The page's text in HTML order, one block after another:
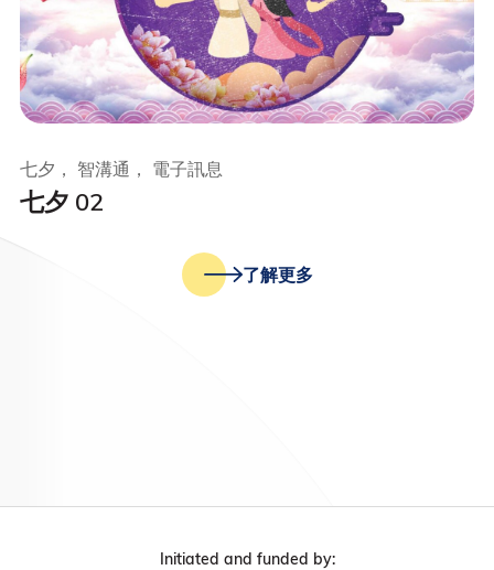
七夕 02
七夕， 智溝通， 電子訊息
了解更多
Initiated and funded by: